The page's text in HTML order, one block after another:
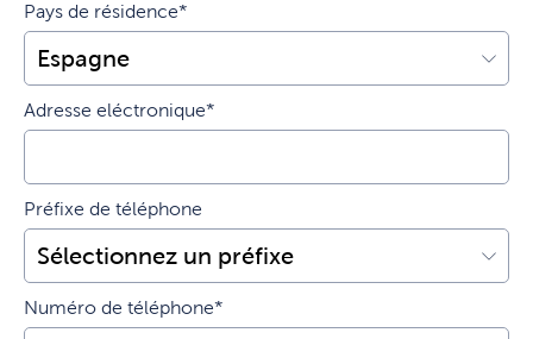
Pays de résidence*
Adresse eléctronique*
Préfixe de téléphone
Numéro de téléphone*